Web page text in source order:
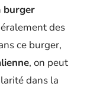
burger
des
ce burger,
, on peut
dans la